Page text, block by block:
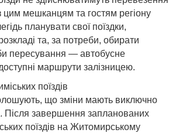
цим мешканцям та гостям регіону
планувати свої поїздки,
та, за потреби, обирати
пересування — автобусне
маршрути залізницею.
поїздів
що зміни мають виключно
Після завершення запланованих
поїздів на Житомирському